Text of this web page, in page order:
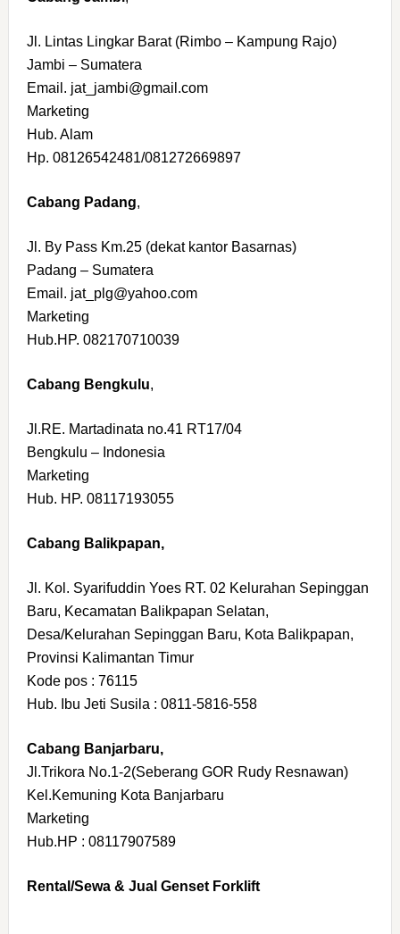
Jl. Lintas Lingkar Barat (Rimbo – Kampung Rajo)
Jambi – Sumatera
Email. jat_jambi@gmail.com
Marketing
Hub. Alam
Hp. 08126542481/081272669897
Cabang Padang,
Jl. By Pass Km.25 (dekat kantor Basarnas)
Padang – Sumatera
Email. jat_plg@yahoo.com
Marketing
Hub.HP. 082170710039
Cabang Bengkulu,
Jl.RE. Martadinata no.41 RT17/04
Bengkulu – Indonesia
Marketing
Hub. HP. 08117193055
Cabang Balikpapan,
Jl. Kol. Syarifuddin Yoes RT. 02 Kelurahan Sepinggan
Baru, Kecamatan Balikpapan Selatan,
Desa/Kelurahan Sepinggan Baru, Kota Balikpapan,
Provinsi Kalimantan Timur
Kode pos : 76115
Hub. Ibu Jeti Susila : 0811-5816-558
Cabang Banjarbaru,
Jl.Trikora No.1-2(Seberang GOR Rudy Resnawan)
Kel.Kemuning Kota Banjarbaru
Marketing
Hub.HP : 08117907589
Rental/Sewa & Jual Genset Forklift